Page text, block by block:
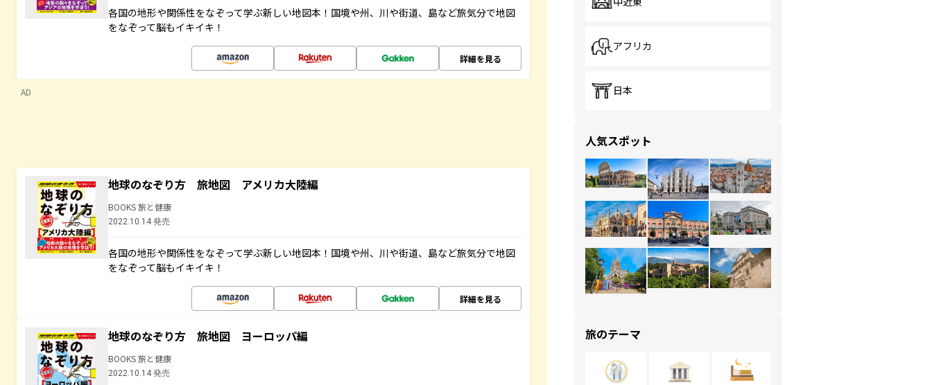
各国の地形や関係性をなぞって学ぶ新しい地図本！国境や州、川や街道、島など旅気分で地図
をなぞって脳もイキイキ！
詳細を見る
AD
地球のなぞり方 旅地図 アメリカ大陸編
BOOKS 旅と健康
2022.10.14 発売
各国の地形や関係性をなぞって学ぶ新しい地図本！国境や州、川や街道、島など旅気分で地図
をなぞって脳もイキイキ！
詳細を見る
地球のなぞり方 旅地図 ヨーロッパ編
BOOKS 旅と健康
2022.10.14 発売
アフリカ
日本
人気スポット
旅のテーマ